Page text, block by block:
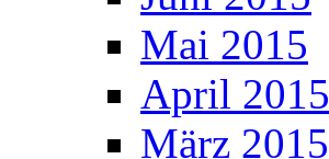
Mai 2015
April 2015
März 2015